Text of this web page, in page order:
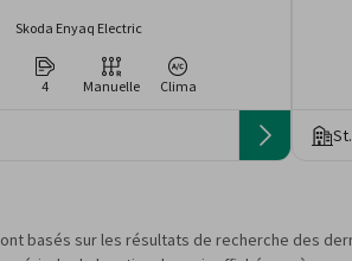
Skoda Enyaq Electric
4 Manuelle Clima
basés sur les résultats de recherche des